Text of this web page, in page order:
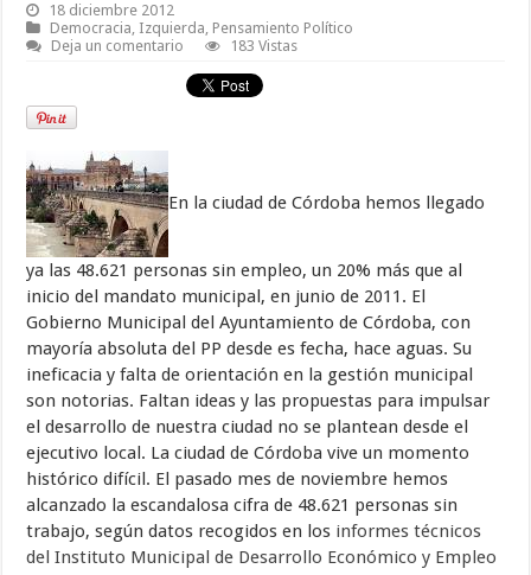
18 diciembre 2012
Democracia, Izquierda, Pensamiento Político
Deja un comentario
183 Vistas
En la ciudad de Córdoba hemos llegado
ya las 48.621 personas sin empleo, un 20% más que al
inicio del mandato municipal, en junio de 2011. El
Gobierno Municipal del Ayuntamiento de Córdoba, con
mayoría absoluta del PP desde es fecha, hace aguas. Su
ineficacia y falta de orientación en la gestión municipal
son notorias. Faltan ideas y las propuestas para impulsar
el desarrollo de nuestra ciudad no se plantean desde el
ejecutivo local. La ciudad de Córdoba vive un momento
histórico difícil. El pasado mes de noviembre hemos
alcanzado la escandalosa cifra de 48.621 personas sin
trabajo, según datos recogidos en los informes técnicos
del Instituto Municipal de Desarrollo Económico y Empleo